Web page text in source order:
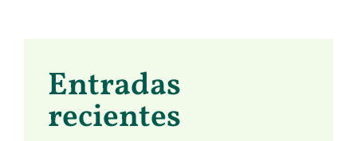
Entradas
recientes